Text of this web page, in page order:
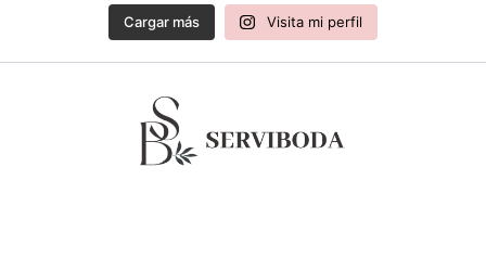
Cargar más Visita mi perfil